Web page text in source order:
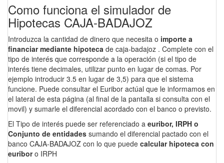
Como funciona el simulador de
Hipotecas CAJA-BADAJOZ
Introduzca la cantidad de dinero que necesita o importe a
financiar mediante hipoteca de caja-badajoz . Complete con el
tipo de interés que corresponde a la operación (si el tipo de
interés tiene decimales, utilizar punto en lugar de comas. Por
ejemplo introducir 3.5 en lugar de 3,5) para que el sistema
funcione. Puede consultar el Euribor actúal que le informamos en
el lateral de esta página (al final de la pantalla si consulta con el
movil) y sumarle el diferencial acordado con el banco o previsto.
El Tipo de interés puede ser referenciado a euribor, IRPH o
Conjunto de entidades sumando el diferencial pactado con el
banco CAJA-BADAJOZ con lo que puede calcular hipoteca con
euriboro IRPH